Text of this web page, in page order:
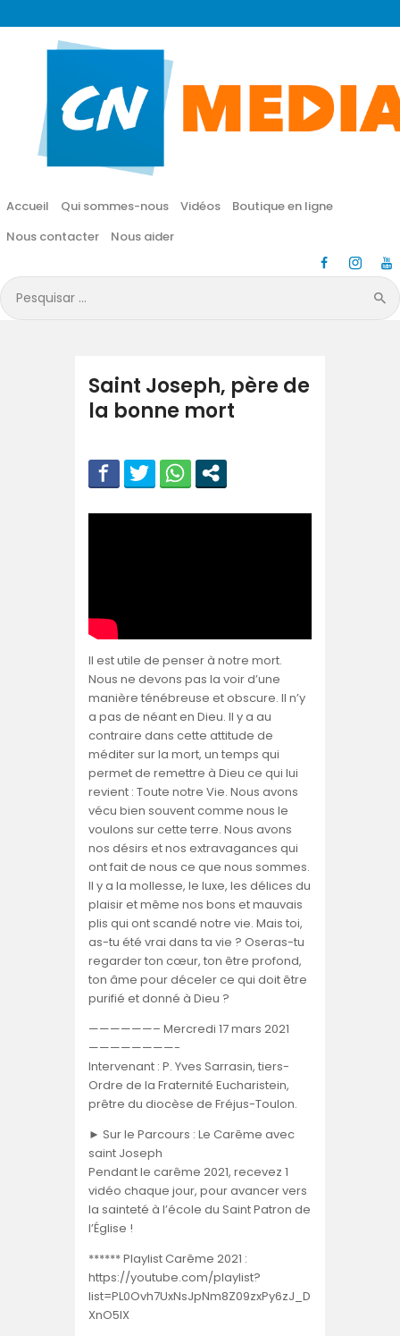
Accueil Qui sommes-nous Vidéos
Boutique en ligne
Nous contacter
Nous aider
Pesquisar
por:
CN MÉDIA
Une vie nouvelle en JESUS !
Accueil
Vidéos
Boutique en ligne
Nous aider
Saint Joseph, père de
la bonne mort
Il est utile de penser à notre mort.
Nous ne devons pas la voir d’une
manière ténébreuse et obscure. Il n’y
a pas de néant en Dieu. Il y a au
contraire dans cette attitude de
méditer sur la mort, un temps qui
permet de remettre à Dieu ce qui lui
revient : Toute notre Vie. Nous avons
vécu bien souvent comme nous le
voulons sur cette terre. Nous avons
nos désirs et nos extravagances qui
ont fait de nous ce que nous sommes.
Il y a la mollesse, le luxe, les délices du
plaisir et même nos bons et mauvais
plis qui ont scandé notre vie. Mais toi,
as-tu été vrai dans ta vie ? Oseras-tu
regarder ton cœur, ton être profond,
ton âme pour déceler ce qui doit être
purifié et donné à Dieu ?
——————– Mercredi 17 mars 2021
————————-
Intervenant : P. Yves Sarrasin, tiers-
Ordre de la Fraternité Eucharistein,
prêtre du diocèse de Fréjus-Toulon.
► Sur le Parcours : Le Carême avec
saint Joseph
Pendant le carême 2021, recevez 1
vidéo chaque jour, pour avancer vers
la sainteté à l’école du Saint Patron de
l’Église !
****** Playlist Carême 2021 :
https://youtube.com/playlist?
list=PL0Ovh7UxNsJpNm8Z09zxPy6zJ_D
XnO5IX